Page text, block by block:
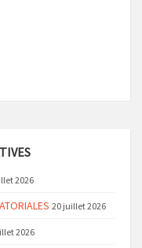
2026
20 juillet 2026
2026